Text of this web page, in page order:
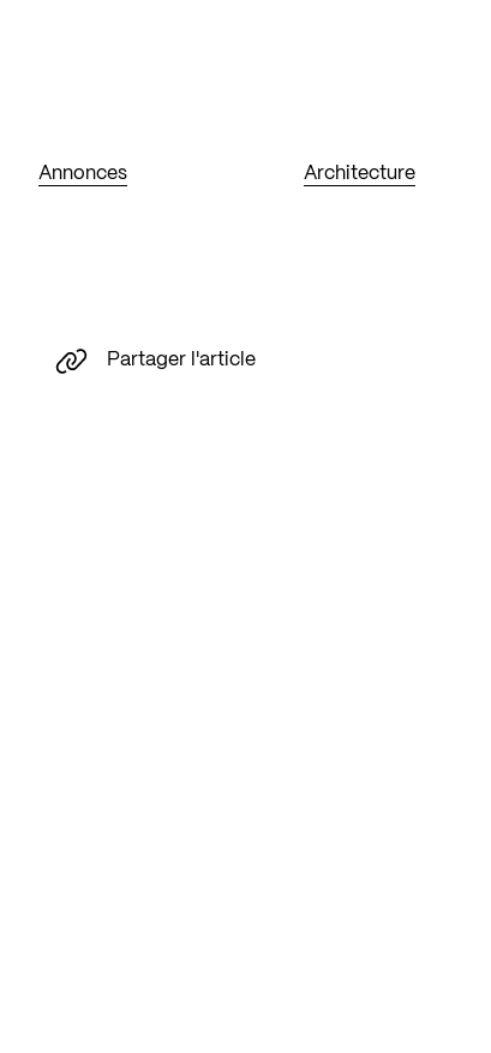
Annonces Architecture
Partager l'article